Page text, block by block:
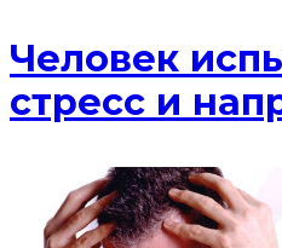
Человек
стресс и